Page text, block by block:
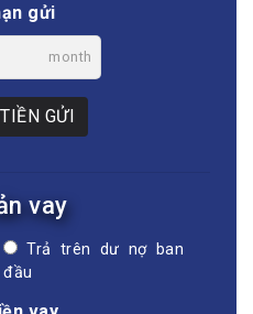
gửi
month
GỬI
vay
Trả trên dư nợ ban
đầu